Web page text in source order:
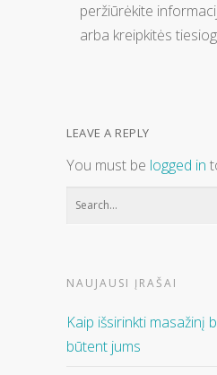
peržiūrėkite
arba kreipkitės
LEAVE A REPLY
You must be logged in
NAUJAUSI ĮRAŠAI
Kaip išsirinkti masažinį
būtent jums